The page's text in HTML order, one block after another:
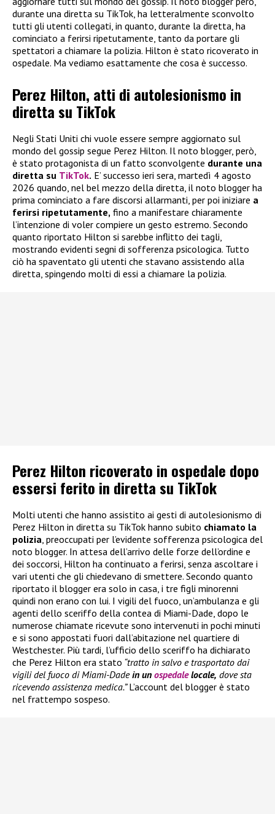
durante una diretta su TikTok, ha letteralmente sconvolto
tutti gli utenti collegati, in quanto, durante la diretta, ha
cominciato a ferirsi ripetutamente, tanto da portare gli
spettatori a chiamare la polizia. Hilton è stato ricoverato in
ospedale. Ma vediamo esattamente che cosa è successo.
Perez Hilton, atti di autolesionismo in
diretta su TikTok
Negli Stati Uniti chi vuole essere sempre aggiornato sul
mondo del gossip segue Perez Hilton. Il noto blogger, però,
è stato protagonista di un fatto sconvolgente durante una
diretta su TikTok. E’ successo ieri sera, martedì 4 agosto
2026 quando, nel bel mezzo della diretta, il noto blogger ha
prima cominciato a fare discorsi allarmanti, per poi iniziare a
ferirsi ripetutamente, fino a manifestare chiaramente
l’intenzione di voler compiere un gesto estremo. Secondo
quanto riportato Hilton si sarebbe inflitto dei tagli,
mostrando evidenti segni di sofferenza psicologica. Tutto
ciò ha spaventato gli utenti che stavano assistendo alla
diretta, spingendo molti di essi a chiamare la polizia.
Perez Hilton ricoverato in ospedale dopo
essersi ferito in diretta su TikTok
Molti utenti che hanno assistito ai gesti di autolesionismo di
Perez Hilton in diretta su TikTok hanno subito chiamato la
polizia , preoccupati per l’evidente sofferenza psicologica del
noto blogger. In attesa dell’arrivo delle forze dell’ordine e
dei soccorsi, Hilton ha continuato a ferirsi, senza ascoltare i
vari utenti che gli chiedevano di smettere. Secondo quanto
riportato il blogger era solo in casa, i tre figli minorenni
quindi non erano con lui. I vigili del fuoco, un’ambulanza e gli
agenti dello sceriffo della contea di Miami-Dade, dopo le
numerose chiamate ricevute sono intervenuti in pochi minuti
e si sono appostati fuori dall’abitazione nel quartiere di
Westchester. Più tardi, l’ufficio dello sceriffo ha dichiarato
che Perez Hilton era stato “tratto in salvo e trasportato dai
vigili del fuoco di Miami-Dadein un ospedalelocale, dove sta
ricevendo assistenza medica.”L’account del blogger è stato
nel frattempo sospeso.